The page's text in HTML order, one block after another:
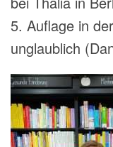
5. Auflage in
unglaublich